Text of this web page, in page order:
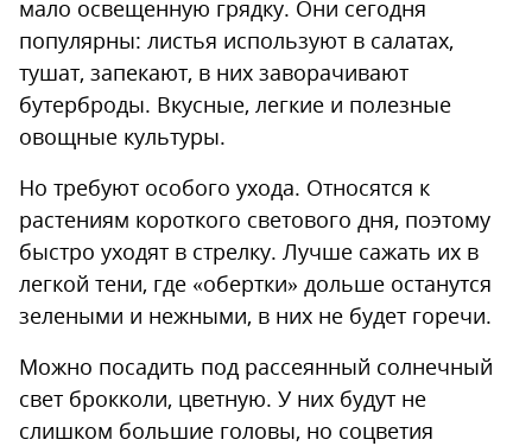
мало освещенную грядку. Они сегодня
популярны: листья используют в салатах,
тушат, запекают, в них заворачивают
бутерброды. Вкусные, легкие и полезные
овощные культуры.
Но требуют особого ухода. Относятся к
растениям короткого светового дня, поэтому
быстро уходят в стрелку. Лучше сажать их в
легкой тени, где «обертки» дольше останутся
зелеными и нежными, в них не будет горечи.
Можно посадить под рассеянный солнечный
свет брокколи, цветную. У них будут не
слишком большие головы, но соцветия